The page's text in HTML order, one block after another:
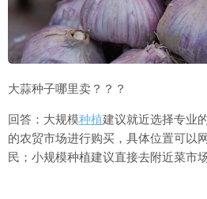
大蒜种子哪里卖？？？
回答：大规模种植建议就近选择专业
的农贸市场进行购买，具体位置可以
民；小规模种植建议直接去附近菜市